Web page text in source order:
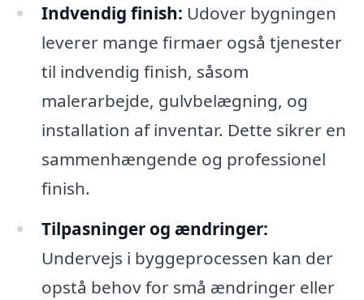
Indvendig finish: Udover bygningen
leverer mange firmaer også tjenester
til indvendig finish, såsom
malerarbejde, gulvbelægning, og
installation af inventar. Dette sikrer en
sammenhængende og professionel
finish.
Tilpasninger og ændringer:
Undervejs i byggeprocessen kan der
opstå behov for små ændringer eller